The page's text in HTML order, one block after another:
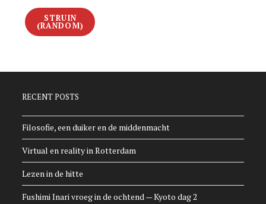
STRUIN
(RANDOM)
RECENT POSTS
Filosofie, een duiker en de middenmacht
Virtual en reality in Rotterdam
Lezen in de hitte
Fushimi Inari vroeg in de ochtend — Kyoto dag 2